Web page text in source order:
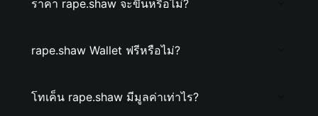
ราคา rape.shaw จะขึ้นหรือไม่?
rape.shaw Wallet ฟรีหรือไม่?
โทเค็น rape.shaw มีมูลค่าเท่าไร?